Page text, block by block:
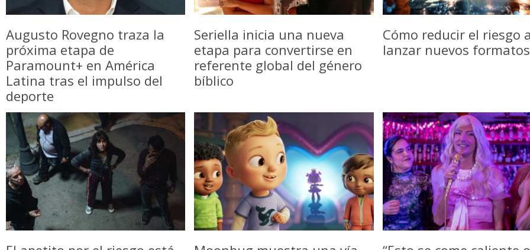
Augusto Rovegno traza la
próxima etapa de
Paramount+ en América
Latina tras el impulso del
deporte
Seriella inicia una nueva
etapa para convertirse en
referente global del género
bíblico
Cómo reducir el riesgo
lanzar nuevos formatos